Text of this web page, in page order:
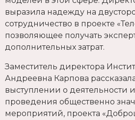
выразила надежду на
сотрудничество в проекте
позволяющее получать
дополнительных затрат.
Заместитель директора
Андреевна Карпова
выступлении о деятельности
проведения общественно
мероприятий, проекта